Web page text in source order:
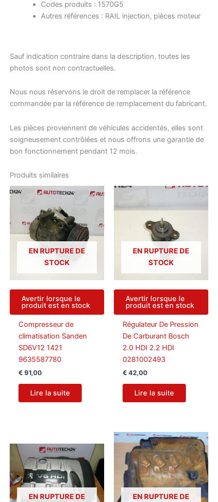
Codes produits : 1570G5
Autres références : RAIL injection, pièces moteur
Sauf indication contraire dans la description, toutes les
photos sont non contractuelles.
Nous nous réservons le droit de remplacer la référence
commandée par la référence de remplacement du fabricant.
Les pièces proviennent de véhicules accidentés, elles sont
soigneusement contrôlées et nous offrons une garantie de
bon fonctionnement pendant 12 mois.
Produits similaires
EN RUPTURE DE
STOCK
Avertir lorsque le
produit est en stock
Compresseur de
climatisation Sanden
SD6V12 1421
9635587780
€ 91,00
Lire la suite
EN RUPTURE DE
STOCK
Avertir lorsque le
produit est en stock
Régulateur De Pression
De Carburant Bosch
2.0 HDI 2.2 HDI
0281002493
€ 42,00
Lire la suite
EN RUPTURE DE
EN RUPTURE DE